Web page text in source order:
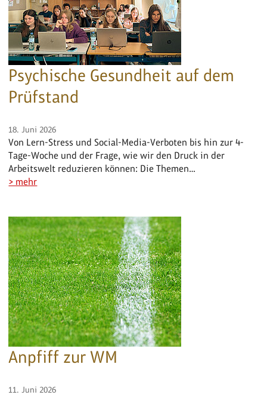
Psychische Gesundheit auf dem
Prüfstand
18. Juni 2026
Von Lern-Stress und Social-Media-Verboten bis hin zur 4-
Tage-Woche und der Frage, wie wir den Druck in der
Arbeitswelt reduzieren können: Die Themen…
> mehr
Anpfiff zur WM
11. Juni 2026